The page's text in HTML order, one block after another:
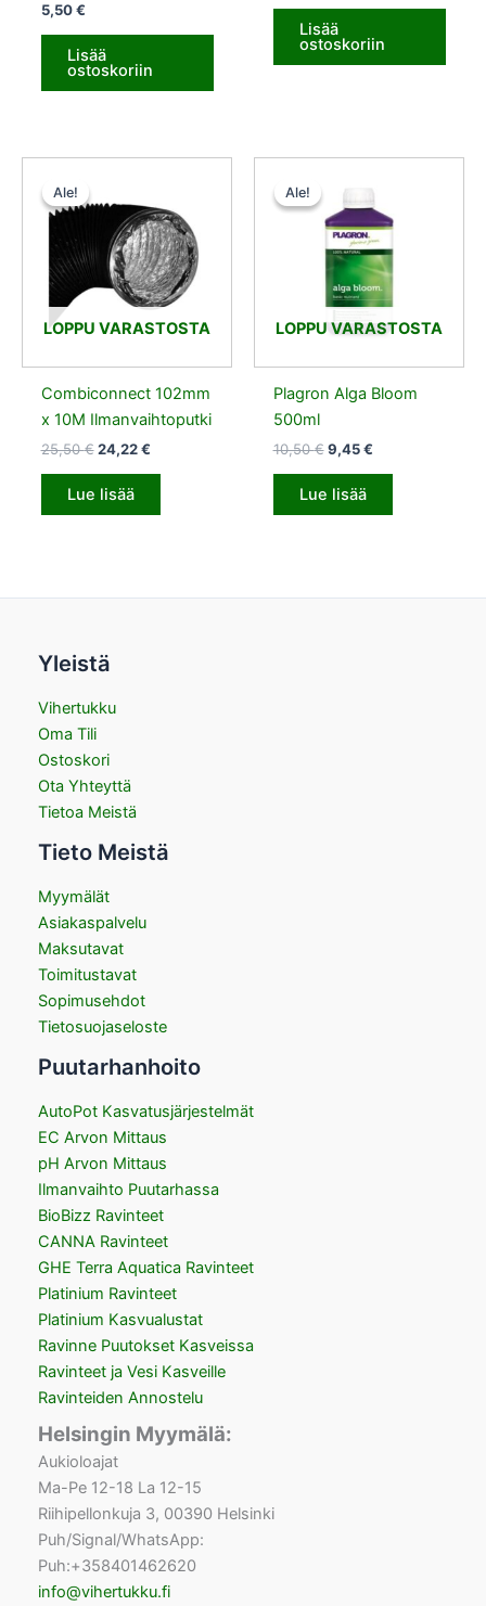
5,50€
Lisää
ostoskoriin
Lisää
ostoskoriin
Ale!
LOPPU VARASTOSTA
Ale!
Combiconnect 102mm
x 10M Ilmanvaihtoputki
25,50€
oli:
25,50 €.
24,22€
on:
24,22 €.
Lue lisää
Ale!
LOPPU VARASTOSTA
Ale!
Plagron Alga Bloom
500ml
10,50€
10,50 €.
9,45€
9,45 €.
Lue lisää
Yleistä
Vihertukku
Oma Tili
Ostoskori
Ota Yhteyttä
Tietoa Meistä
Tieto Meistä
Myymälät
Asiakaspalvelu
Maksutavat
Toimitustavat
Sopimusehdot
Tietosuojaseloste
Puutarhanhoito
AutoPot Kasvatusjärjestelmät
EC Arvon Mittaus
pH Arvon Mittaus
Ilmanvaihto Puutarhassa
BioBizz Ravinteet
CANNA Ravinteet
GHE Terra Aquatica Ravinteet
Platinium Ravinteet
Platinium Kasvualustat
Ravinne Puutokset Kasveissa
Ravinteet ja Vesi Kasveille
Ravinteiden Annostelu
Helsingin Myymälä:
Aukioloajat
Ma-Pe 12-18 La 12-15
Riihipellonkuja 3, 00390 Helsinki
Puh/Signal/WhatsApp:
Puh:+358401462620
info@vihertukku.fi